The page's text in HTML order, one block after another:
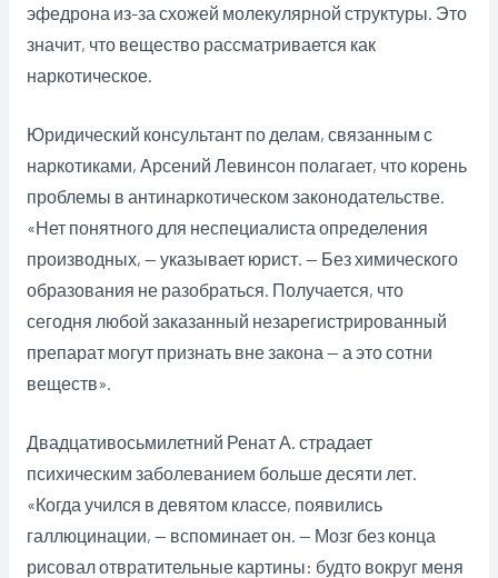
эфедрона из-за схожей молекулярной структуры. Это
значит, что вещество рассматривается как
наркотическое.
Юридический консультант по делам, связанным с
наркотиками, Арсений Левинсон полагает, что корень
проблемы в антинаркотическом законодательстве.
«Нет понятного для неспециалиста определения
производных, — указывает юрист. — Без химического
образования не разобраться. Получается, что
сегодня любой заказанный незарегистрированный
препарат могут признать вне закона — а это сотни
веществ».
Двадцативосьмилетний Ренат А. страдает
психическим заболеванием больше десяти лет.
«Когда учился в девятом классе, появились
галлюцинации, — вспоминает он. — Мозг без конца
рисовал отвратительные картины: будто вокруг меня